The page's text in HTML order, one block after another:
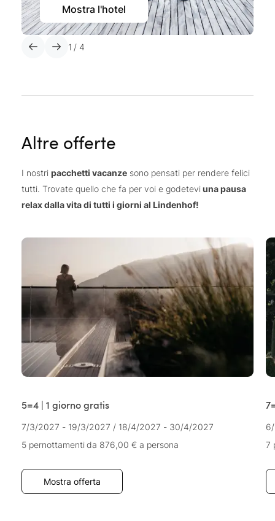
Mostra l'hotel
1 / 4
Altre offerte
I nostri pacchetti vacanze sono pensati per rendere felici
tutti. Trovate quello che fa per voi e godeteviuna pausa
relax dalla vita di tutti i giorni al Lindenhof!
5=4 | 1 giorno gratis
7/3/2027 - 19/3/2027 / 18/4/2027 - 30/4/2027
5 pernottamentida 876,00 € a persona
Mostra offerta
7